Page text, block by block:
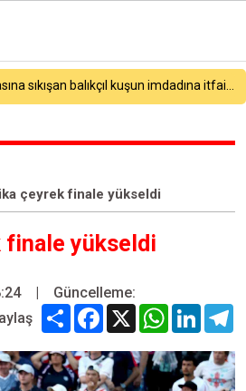
Avcılar’da balık tutarken denize düşen kişi hayatını kaybetti
çeyrek finale yükseldi
finale yükseldi
|
Güncelleme:
Share Facebook
X WhatsApp